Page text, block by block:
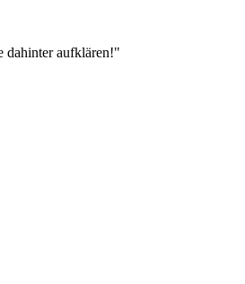
dahinter aufklären!"